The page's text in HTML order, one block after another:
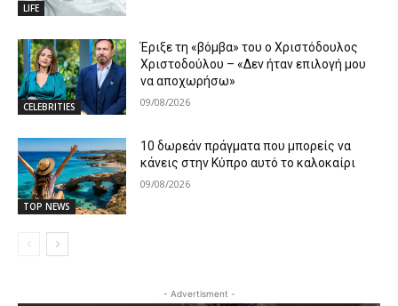
LIFE
CELEBRITIES
Έριξε τη «βόμβα» του ο Χριστόδουλος
Χριστοδούλου – «Δεν ήταν επιλογή μου
να αποχωρήσω»
09/08/2026
TOP NEWS
10 δωρεάν πράγματα που μπορείς να
κάνεις στην Κύπρο αυτό το καλοκαίρι
09/08/2026
- Advertisment -